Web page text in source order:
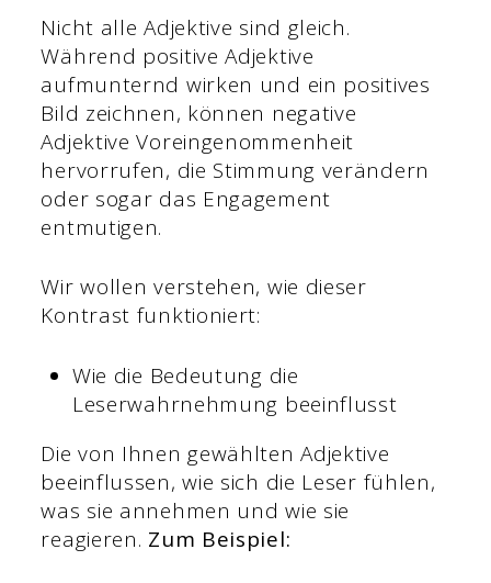
Nicht alle Adjektive sind gleich.
Während positive Adjektive
aufmunternd wirken und ein positives
Bild zeichnen, können negative
Adjektive Voreingenommenheit
hervorrufen, die Stimmung verändern
oder sogar das Engagement
entmutigen.
Wir wollen verstehen, wie dieser
Kontrast funktioniert:
Wie die Bedeutung die
Leserwahrnehmung beeinflusst
Die von Ihnen gewählten Adjektive
beeinflussen, wie sich die Leser fühlen,
was sie annehmen und wie sie
reagieren. Zum Beispiel: